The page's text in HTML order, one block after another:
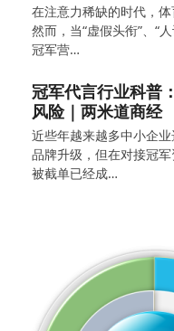
在注意力稀缺的时代，体
然而，当“虚假头衔”、“
冠军营…
冠军代言行业科普
风险｜两米道商经
近些年越来越多中小企
品牌升级，但在对接冠
被截单已经成…